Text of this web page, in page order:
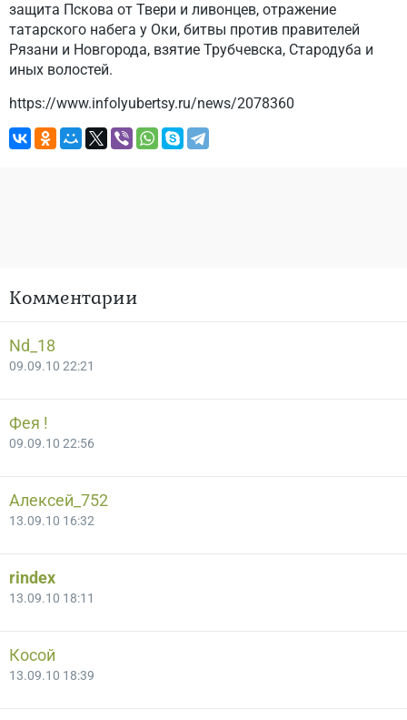
защита Пскова от Твери и ливонцев, отражение
татарского набега у Оки, битвы против правителей
Рязани и Новгорода, взятие Трубчевска, Стародуба и
иных волостей.
https://www.infolyubertsy.ru/news/2078360
Комментарии
Nd_18
09.09.10 22:21
Фея !
09.09.10 22:56
Алексей_752
13.09.10 16:32
rindex
13.09.10 18:11
Косой
13.09.10 18:39